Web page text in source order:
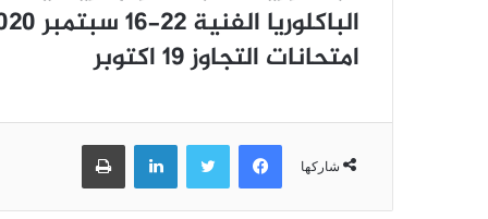
ﺍﻟﺒﺎﻛﻠﻮﺭﻳﺎ ﺍﻟﻔﻨﻴﺔ 22-16 ﺳﺒﺘﻤﺒﺮ 2020
ﺍﻣﺘﺤﺎﻧﺎﺕ ﺍﻟﺘﺠﺎﻭﺯ 19 ﺍﻛﺘﻮﺑﺮ
شاركها
فيسبوك تويتر لينكدإن طباعة